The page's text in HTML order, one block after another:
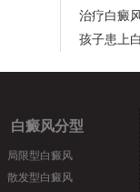
治疗白癜
孩子患上
白癜风分型
局限型白癜风
散发型白癜风